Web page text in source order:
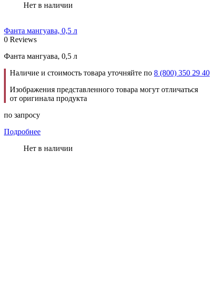
Нет в наличии
Фанта мангуава, 0,5 л
0 Reviews
Фанта мангуава, 0,5 л
Наличие и стоимость товара уточняйте по 8 (800) 350 29 40
Изображения представленного товара могут отличаться
от оригинала продукта
по запросу
Подробнее
Нет в наличии